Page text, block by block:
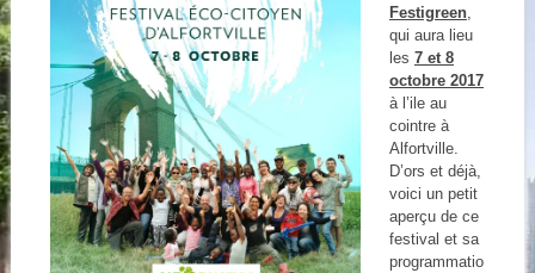
Festigreen,
qui aura lieu
les 7 et 8
octobre 2017
à l’ile au
cointre à
Alfortville.
D’ors et déjà,
voici un petit
aperçu de ce
festival et sa
programmatio